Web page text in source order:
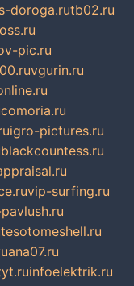
doroga.rutb02.ru
pic.ru
vgurin.ru
igro-pictures.ru
blackcountess.ru
vip-surfing.ru
tesotomeshell.ru
infoelektrik.ru